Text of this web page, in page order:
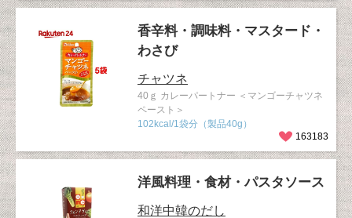
香辛料・調味料・マスタード・
わさび
チャツネ
40ｇ カレーパートナー ＜マンゴーチャツネ
ペースト＞
102kcal/1袋分（製品40g）
163183
洋風料理・食材・パスタソース
和洋中韓のだし